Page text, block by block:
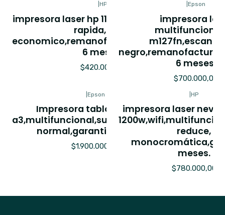
HP
impresora laser hp 1102w,wifi,impresion
rapida,toner
economico,remanofacturada,garantia
6 meses.
$420.000,00
Epson
impresora
6 meses.
$700.000,00
Epson
Impresora tabloide epson
a3,multifuncional,sublimacion,tinta
normal,garantia 6 meses.
$1.900.000,00
HP
impresora laser
reduce,
meses.
$780.000,00